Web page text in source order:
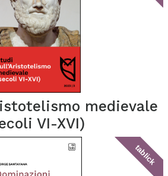
medievale
VI-XVI)
tablick